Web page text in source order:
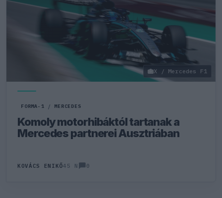
X / Mercedes F1
FORMA-1 / MERCEDES
Komoly motorhibáktól tartanak a
Mercedes partnerei Ausztriában
KOVÁCS ENIKŐ45 N 0